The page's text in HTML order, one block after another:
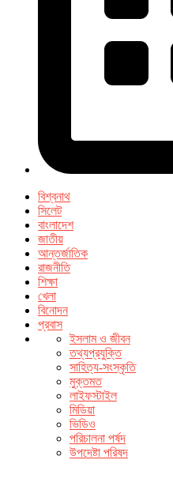
বিশ্বনাথ
সিলেট
বাংলাদেশ
জাতীয়
আন্তর্জাতিক
রাজনীতি
শিক্ষা
খেলা
বিনোদন
প্রবাস
ইসলাম ও জীবন
তথ্যপ্রযুক্তি
সাহিত্য-সংস্কৃতি
মুক্তমত
লাইফস্টাইল
মিডিয়া
ভিডিও
পরিচালনা পর্ষদ
উপদেষ্টা পরিষদ